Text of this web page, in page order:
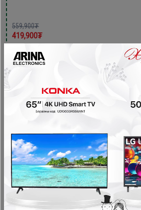
559,900₮
419,900₮
Xingx 200литр xөлдөөгч /BD-200YC/
Хөлдөөгч